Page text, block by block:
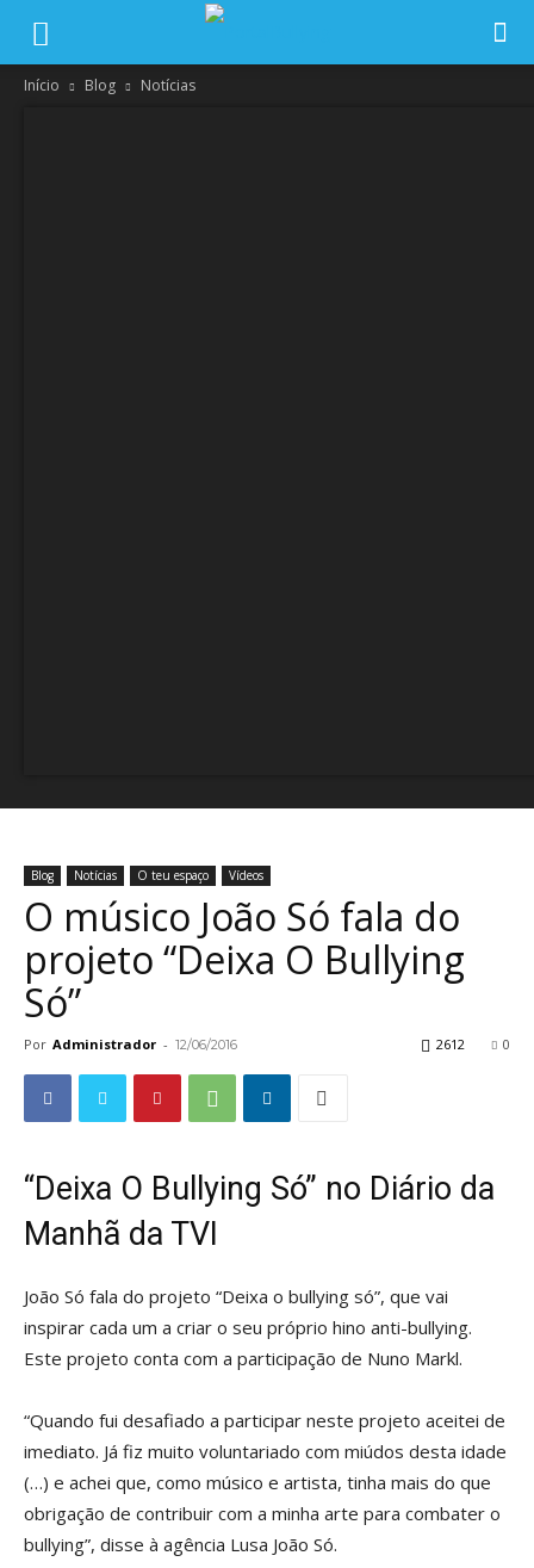
Início Blog Notícias
Blog Notícias O teu espaço Vídeos
O músico João Só fala do
projeto “Deixa O Bullying
Só”
Por Administrador - 12/06/2016 0
2612
“Deixa O Bullying Só” no Diário da
Manhã da TVI
João Só fala do projeto “Deixa o bullying só”, que vai
inspirar cada um a criar o seu próprio hino anti-bullying.
Este projeto conta com a participação de Nuno Markl.
“Quando fui desafiado a participar neste projeto aceitei de
imediato. Já fiz muito voluntariado com miúdos desta idade
(…) e achei que, como músico e artista, tinha mais do que
obrigação de contribuir com a minha arte para combater o
bullying”, disse à agência Lusa João Só.